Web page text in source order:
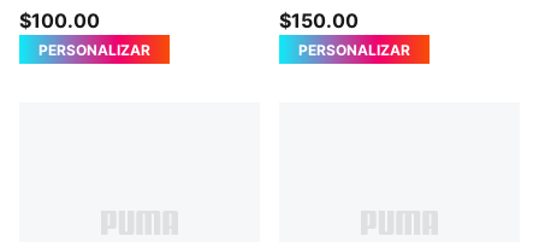
$100.00
PERSONALIZAR
$150.00
PERSONALIZAR